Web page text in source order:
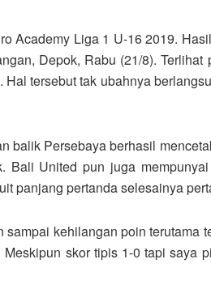
Academy Liga 1 U-16 2019.
Depok, Rabu (21/8). Terlihat
tersebut tak ubahnya
balik Persebaya berhasil
Bali United pun juga
panjang pertanda selesainya
kehilangan poin terutama
skor tipis 1-0 tapi saya